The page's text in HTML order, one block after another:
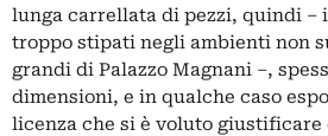
lunga carrellata di pezzi, quindi –
troppo stipati negli ambienti non
grandi di Palazzo Magnani –,
dimensioni, e in qualche caso
licenza che si è voluto